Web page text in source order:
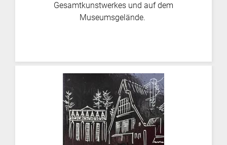
Gesamtkunstwerkes und auf dem
Museumsgelände.